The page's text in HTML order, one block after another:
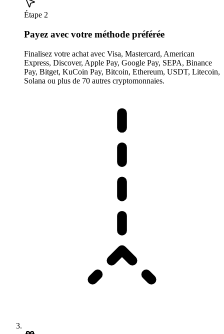
Étape 2
Payez avec votre méthode préférée
Finalisez votre achat avec Visa, Mastercard, American
Express, Discover, Apple Pay, Google Pay, SEPA, Binance
Pay, Bitget, KuCoin Pay, Bitcoin, Ethereum, USDT, Litecoin,
Solana ou plus de 70 autres cryptomonnaies.